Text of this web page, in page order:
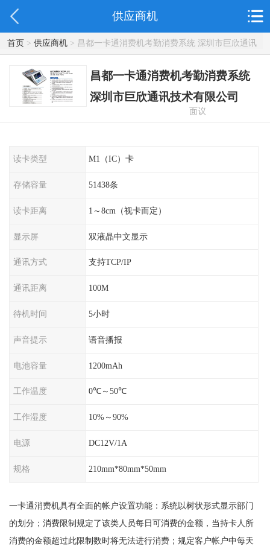
供应商机
首页> 供应商机> 昌都一卡通消费机考勤消费系统 深圳市巨欣通讯
技术有限公司
昌都一卡通消费机考勤消费系统
深圳市巨欣通讯技术有限公司
面议
读卡类型 M1（IC）卡
存储容量 51438条
读卡距离 1～8cm（视卡而定）
显示屏 双液晶中文显示
通讯方式 支持TCP/IP
通讯距离 100M
待机时间 5小时
声音提示 语音播报
电池容量 1200mAh
工作温度 0℃～50℃
工作湿度 10%～90%
电源 DC12V/1A
规格 210mm*80mm*50mm
一卡通消费机具有全面的帐户设置功能：系统以树状形式显示部门
的划分；消费限制规定了该类人员每日可消费的金额，当持卡人所
消费的金额超过此限制数时将无法进行消费；规定客户帐户中每天